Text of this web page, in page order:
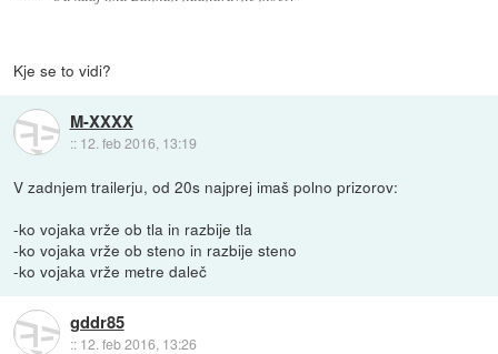
Kje se to vidi?
M-XXXX
:: 12. feb 2016, 13:19
V zadnjem trailerju, od 20s najprej imaš polno prizorov:
-ko vojaka vrže ob tla in razbije tla
-ko vojaka vrže ob steno in razbije steno
-ko vojaka vrže metre daleč
gddr85
:: 12. feb 2016, 13:26